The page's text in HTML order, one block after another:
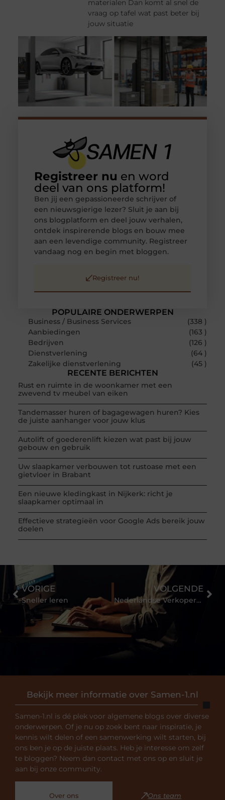
materialen Dan komt al snel de
vraag op tafel wat past beter bij
jouw situatie
POPULAIRE ONDERWERPEN
Business / Business Services
(338 )
Aanbiedingen
(163 )
Bedrijven
(126 )
Dienstverlening
(64 )
Zakelijke dienstverlening
(45 )
RECENTE BERICHTEN
Rust en ruimte in de woonkamer met een
zwevend tv meubel van eiken
Tandemasser huren of bagagewagen huren? Kies
de juiste aanhanger voor jouw klus
Autolift of goederenlift kiezen wat past bij jouw
gebouw en gebruik
Uw slaapkamer verbouwen tot rustoase met een
gietvloer in Brabant
Een nieuwe kledingkast in Nijkerk: richt je
slaapkamer optimaal in
Effectieve strategieën voor Google Ads bereik jouw
doelen
Registreer nu en word
deel van ons platform!
Ben jij een gepassioneerde schrijver of
een nieuwsgierige lezer? Sluit je aan bij
ons blogplatform en deel jouw verhalen,
ontdek inspirerende blogs en bouw mee
aan een levendige community. Registreer
vandaag nog en begin met bloggen.
Registreer nu!
Bekijk meer informatie over Samen-1.nl
Samen-1.nl is dé plek voor algemene blogs over diverse
onderwerpen. Of je nu op zoek bent naar inspiratie, je
kennis wilt delen of een samenwerking wilt starten, bij
ons ben je op de juiste plaats. Heb je interesse om zelf
te bloggen? Neem dan contact met ons op en sluit je
aan bij onze community.
Over ons Ons team
VORIGE
Sneller leren
VOLGENDE
Nederlandse Verkopersschool